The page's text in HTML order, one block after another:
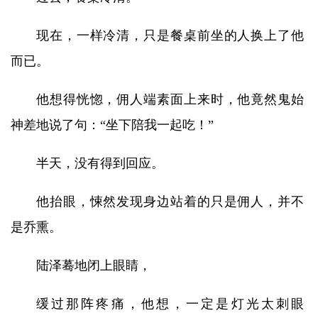
现在，一样冷清，只是餐桌前坐的人换上了他
而已。
他想得恍惚，佣人端素面上来时，他竟然鬼始
神差地说了句：“坐下陪我一起吃！”
半天，没有得到回应。
他抬眼，悚然发现身边站着的只是佣人，并不
是乔熏。
陆泽蓦地闭上眼睛，
缓过那阵疼痛，他想，一定是灯光太刺眼